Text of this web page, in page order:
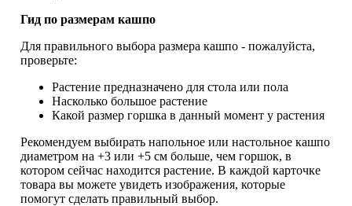
Гид по размерам кашпо
Для правильного выбора размера кашпо - пожалуйста,
проверьте:
Растение предназначено для стола или пола
Насколько большое растение
Какой размер горшка в данный момент у растения
Рекомендуем выбирать напольное или настольное кашпо
диаметром на +3 или +5 см больше, чем горшок, в
котором сейчас находится растение. В каждой карточке
товара вы можете увидеть изображения, которые
помогут сделать правильный выбор.